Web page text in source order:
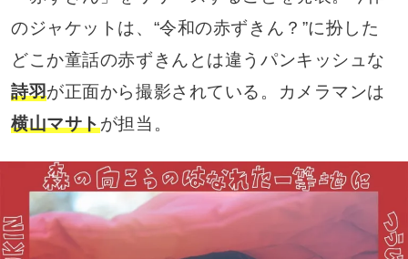
のジャケットは、“令和の赤ずきん？”に扮した
どこか童話の赤ずきんとは違うパンキッシュな
詩羽が正面から撮影されている。カメラマンは
横山マサトが担当。